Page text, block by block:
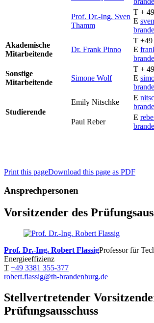
Prof. Dr.-Ing. Sven
Thamm
T +
E
Akademische
Mitarbeitende
Dr. Frank Pinno
T +49
E
Sonstige
Mitarbeitende
Simone Wolf
T +
E
Studierende
Emily Nitschke
E
Paul Reber
E
Print this pageDownload this page as PDF
Ansprechpersonen
Vorsitzender des
Prof. Dr.-Ing. Robert FlassigProfessor für
Energieeffizienz
T +49 3381 355-377
robert.flassig@th-brandenburg.de
Stellvertretender
Prüfungsausschuss